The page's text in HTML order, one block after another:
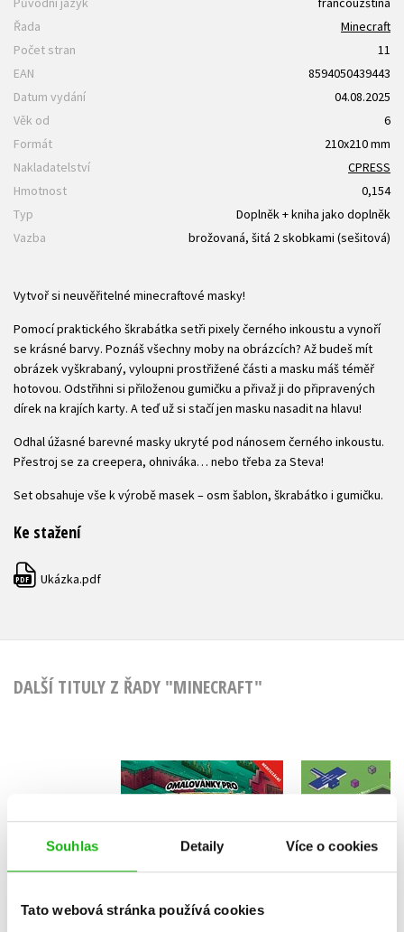
Souhlas Detaily Více o cookies
Tato webová stránka používá cookies
Řada
Minecraft
Počet stran
11
EAN
8594050439443
Datum vydání
04.08.2025
Věk od
6
Formát
210x210 mm
Nakladatelství
CPRESS
Hmotnost
0,154
Typ
Doplněk + kniha jako doplněk
Vazba
brožovaná, šitá 2 skobkami (sešitová)
Vytvoř si neuvěřitelné minecraftové masky!
Pomocí praktického škrabátka setři pixely černého inkoustu a vynoří
se krásné barvy. Poznáš všechny moby na obrázcích? Až budeš mít
obrázek vyškrabaný, vyloupni prostřižené části a masku máš téměř
hotovou. Odstřihni si přiloženou gumičku a přivaž ji do připravených
dírek na krajích karty. A teď už si stačí jen masku nasadit na hlavu!
Odhal úžasné barevné masky ukryté pod nánosem černého inkoustu.
Přestroj se za creepera, ohniváka… nebo třeba za Steva!
Set obsahuje vše k výrobě masek – osm šablon, škrabátko i gumičku.
Ke stažení
PDF Ukázka.pdf
DALŠÍ TITULY Z ŘADY "MINECRAFT"
Omalovánky pro
Minecrafťáky
Nové